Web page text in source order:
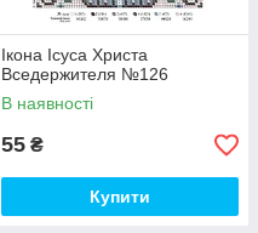
Ікона Ісуса Христа
Вседержителя №126
В наявності
55 ₴
Купити